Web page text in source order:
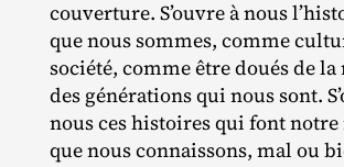
couverture. S’ouvre à nous
que nous sommes, comme
société, comme être doués de
des générations qui nous sont.
nous ces histoires qui font notre
que nous connaissons, mal ou